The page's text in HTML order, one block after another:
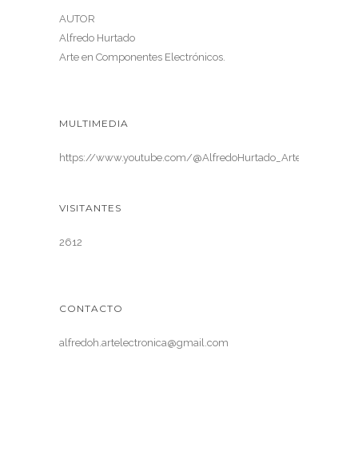
AUTOR
Alfredo Hurtado
Arte en Componentes Electrónicos.
MULTIMEDIA
https://www.youtube.com/@AlfredoHurtado_ArteElectronica
VISITANTES
2612
CONTACTO
alfredoh.artelectronica@gmail.com